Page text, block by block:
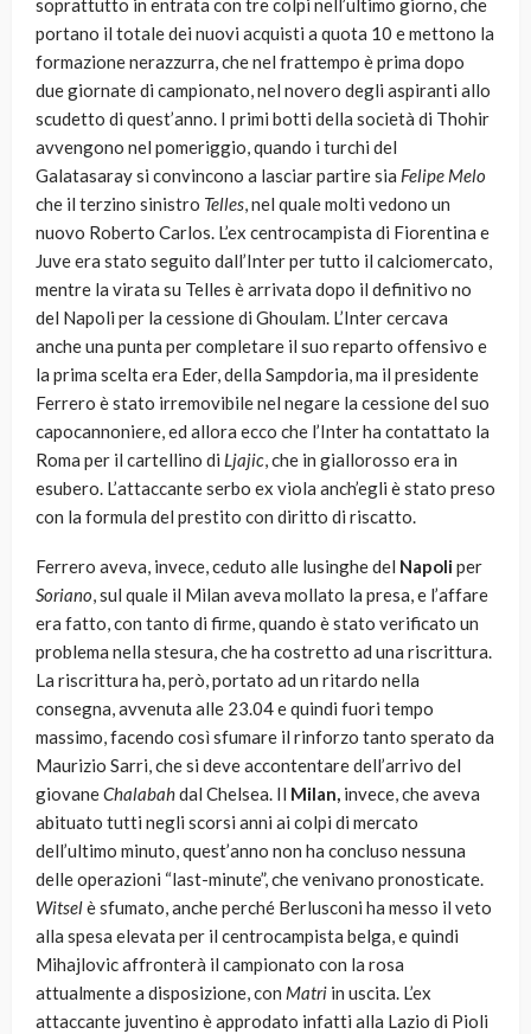
soprattutto in entrata con tre colpi nell’ultimo giorno, che
portano il totale dei nuovi acquisti a quota 10 e mettono la
formazione nerazzurra, che nel frattempo è prima dopo
due giornate di campionato, nel novero degli aspiranti allo
scudetto di quest’anno. I primi botti della società di Thohir
avvengono nel pomeriggio, quando i turchi del
Galatasaray si convincono a lasciar partire sia Felipe Melo
che il terzino sinistro Telles, nel quale molti vedono un
nuovo Roberto Carlos. L’ex centrocampista di Fiorentina e
Juve era stato seguito dall’Inter per tutto il calciomercato,
mentre la virata su Telles è arrivata dopo il definitivo no
del Napoli per la cessione di Ghoulam. L’Inter cercava
anche una punta per completare il suo reparto offensivo e
la prima scelta era Eder, della Sampdoria, ma il presidente
Ferrero è stato irremovibile nel negare la cessione del suo
capocannoniere, ed allora ecco che l’Inter ha contattato la
Roma per il cartellino di Ljajic, che in giallorosso era in
esubero. L’attaccante serbo ex viola anch’egli è stato preso
con la formula del prestito con diritto di riscatto.
Ferrero aveva, invece, ceduto alle lusinghe del Napoliper
Soriano, sul quale il Milan aveva mollato la presa, e l’affare
era fatto, con tanto di firme, quando è stato verificato un
problema nella stesura, che ha costretto ad una riscrittura.
La riscrittura ha, però, portato ad un ritardo nella
consegna, avvenuta alle 23.04 e quindi fuori tempo
massimo, facendo così sfumare il rinforzo tanto sperato da
Maurizio Sarri, che si deve accontentare dell’arrivo del
giovaneChalabahdal Chelsea. Il Milan, invece, che aveva
abituato tutti negli scorsi anni ai colpi di mercato
dell’ultimo minuto, quest’anno non ha concluso nessuna
delle operazioni “last-minute”, che venivano pronosticate.
Witselè sfumato, anche perché Berlusconi ha messo il veto
alla spesa elevata per il centrocampista belga, e quindi
Mihajlovic affronterà il campionato con la rosa
attualmente a disposizione, con Matri in uscita. L’ex
attaccante juventino è approdato infatti alla Lazio di Pioli